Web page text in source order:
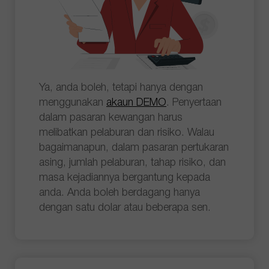
Ya, anda boleh, tetapi hanya dengan
menggunakan akaun DEMO. Penyertaan
dalam pasaran kewangan harus
melibatkan pelaburan dan risiko. Walau
bagaimanapun, dalam pasaran pertukaran
asing, jumlah pelaburan, tahap risiko, dan
masa kejadiannya bergantung kepada
anda. Anda boleh berdagang hanya
dengan satu dolar atau beberapa sen.